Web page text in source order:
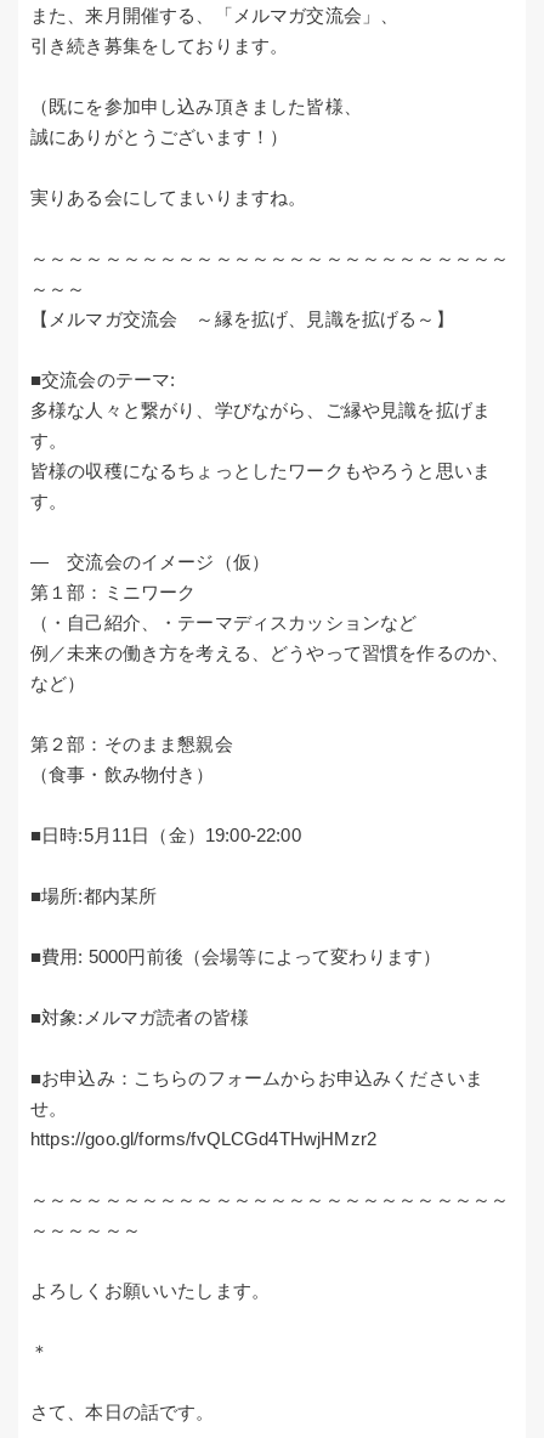
また、来月開催する、「メルマガ交流会」、
引き続き募集をしております。
（既にを参加申し込み頂きました皆様、
誠にありがとうございます！）
実りある会にしてまいりますね。
～～～～～～～～～～～～～～～～～～～～～～～～～～
～～～
【メルマガ交流会 ～縁を拡げ、見識を拡げる～】
■交流会のテーマ:
多様な人々と繋がり、学びながら、ご縁や見識を拡げま
す。
皆様の収穫になるちょっとしたワークもやろうと思いま
す。
― 交流会のイメージ（仮）
第１部：ミニワーク
（・自己紹介、・テーマディスカッションなど
例／未来の働き方を考える、どうやって習慣を作るのか、
など）
第２部：そのまま懇親会
（食事・飲み物付き）
■日時:5月11日（金）19:00-22:00
■場所:都内某所
■費用: 5000円前後（会場等によって変わります）
■対象:メルマガ読者の皆様
■お申込み：こちらのフォームからお申込みくださいま
せ。
https://goo.gl/forms/fvQLCGd4THwjHMzr2
～～～～～～～～～～～～～～～～～～～～～～～～～～
～～～～～～
よろしくお願いいたします。
＊
さて、本日の話です。